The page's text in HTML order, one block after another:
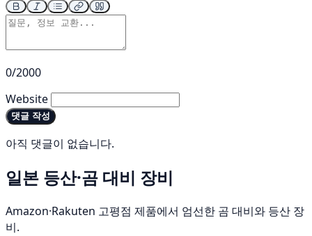
0/2000
Website
댓글 작성
아직 댓글이 없습니다.
일본 등산·곰 대비 장비
Amazon·Rakuten 고평점 제품에서 엄선한 곰 대비와 등산 장
비.